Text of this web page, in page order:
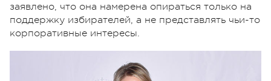
заявлено, что она намерена опираться только на
поддержку избирателей, а не представлять чьи-то
корпоративные интересы.